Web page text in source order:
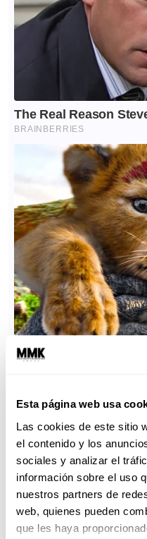
Esta página web usa
Las cookies de este sitio
el contenido y los
sociales y analizar el
información sobre el uso
nuestros partners de
web, quienes pueden
que les haya